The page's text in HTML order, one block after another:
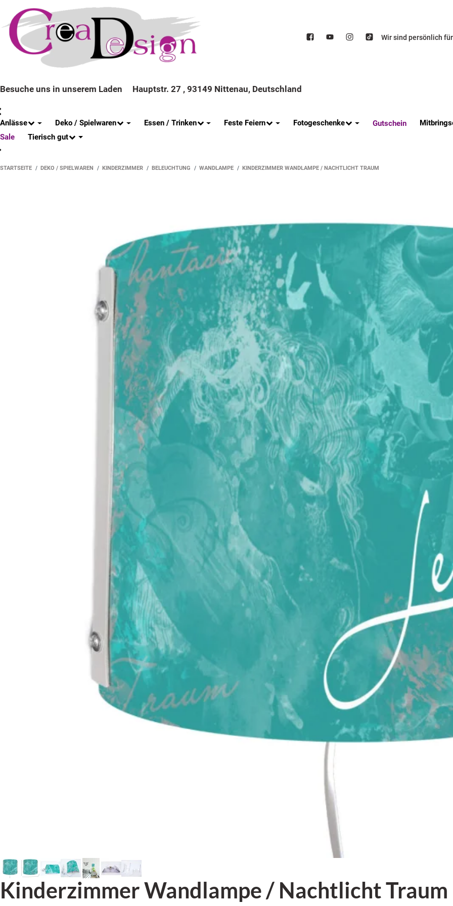
Wir sind persönlich
Besuche uns in unserem Laden Hauptstr. 27 , 93149 Nittenau, Deutschland
Anlässe Deko / Spielwaren Essen / Trinken Feste Feiern Fotogeschenke Gutschein
Sale
Tierisch gut
STARTSEITE DEKO / SPIELWAREN KINDERZIMMER BELEUCHTUNG WANDLAMPE KINDERZIMMER WANDLAMPE / NACHTLICHT TRAUM
Kinderzimmer Wandlampe / Nachtlicht